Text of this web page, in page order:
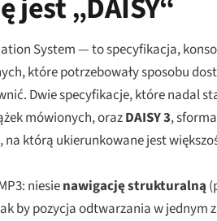
jest „DAISY“
System — to specyfikacja,
które potrzebowały sposobu
Dwie specyfikacje, które nadal
mówionych, orazDAISY 3,
na którą ukierunkowane jest
niesienawigację strukturalną
by pozycja odtwarzania w jednym